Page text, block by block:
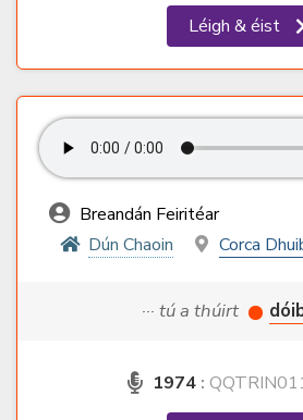
Léigh & éist
Breandán Feiritéar
Dún Chaoin
Corca
··· tú a thúirt
1974 :